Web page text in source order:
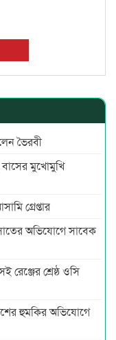
ভৈরবী
মুখোমুখি
গ্রেপ্তার
অভিযোগে সাবেক
রেঞ্জের শ্রেষ্ঠ ওসি
হুমকির অভিযোগে